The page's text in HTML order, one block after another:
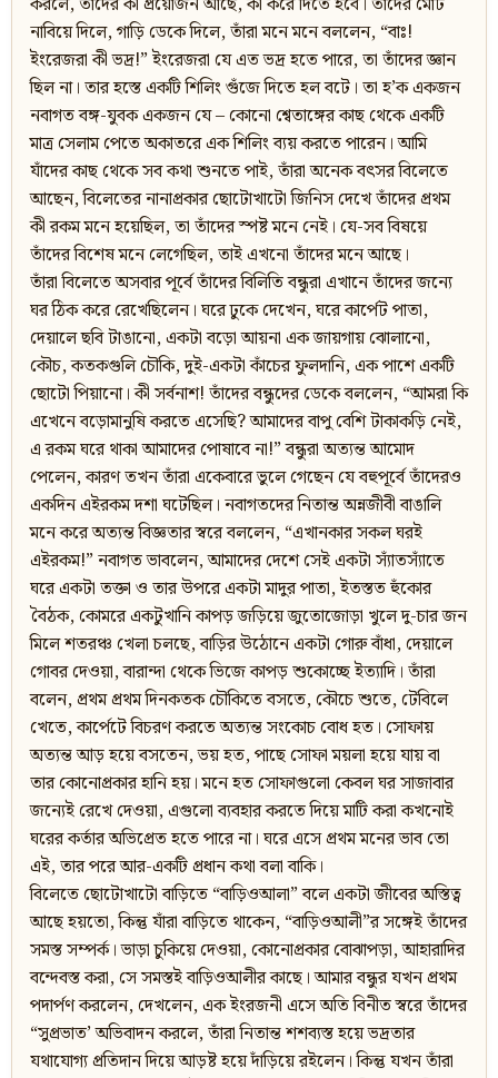
নাবিয়ে দিলে, গাড়ি ডেকে দিলে, তাঁরা মনে মনে বললেন, “বাঃ!
ইংরেজরা কী ভদ্র!” ইংরেজরা যে এত ভদ্র হতে পারে, তা তাঁদের জ্ঞান
ছিল না। তার হস্তে একটি শিলিং গুঁজে দিতে হল বটে। তা হ’ক একজন
নবাগত বঙ্গ-যুবক একজন যে – কোনো শ্বেতাঙ্গের কাছ থেকে একটি
মাত্র সেলাম পেতে অকাতরে এক শিলিং ব্যয় করতে পারেন। আমি
যাঁদের কাছ থেকে সব কথা শুনতে পাই, তাঁরা অনেক বৎসর বিলেতে
আছেন, বিলেতের নানাপ্রকার ছোটোখাটো জিনিস দেখে তাঁদের প্রথম
কী রকম মনে হয়েছিল, তা তাঁদের স্পষ্ট মনে নেই। যে-সব বিষয়ে
তাঁদের বিশেষ মনে লেগেছিল, তাই এখনো তাঁদের মনে আছে।
তাঁরা বিলেতে অসবার পূর্বে তাঁদের বিলিতি বন্ধুরা এখানে তাঁদের জন্যে
ঘর ঠিক করে রেখেছিলেন। ঘরে ঢুকে দেখেন, ঘরে কার্পেট পাতা,
দেয়ালে ছবি টাঙানো, একটা বড়ো আয়না এক জায়গায় ঝোলানো,
কৌচ, কতকগুলি চৌকি, দুই-একটা কাঁচের ফুলদানি, এক পাশে একটি
ছোটো পিয়ানো। কী সর্বনাশ! তাঁদের বন্ধুদের ডেকে বললেন, “আমরা কি
এখেনে বড়োমানুষি করতে এসেছি? আমাদের বাপু বেশি টাকাকড়ি নেই,
এ রকম ঘরে থাকা আমাদের পোষাবে না!” বন্ধুরা অত্যন্ত আমোদ
পেলেন, কারণ তখন তাঁরা একেবারে ভুলে গেছেন যে বহুপূর্বে তাঁদেরও
একদিন এইরকম দশা ঘটেছিল। নবাগতদের নিতান্ত অন্নজীবী বাঙালি
মনে করে অত্যন্ত বিজ্ঞতার স্বরে বললেন, “এখানকার সকল ঘরই
এইরকম!” নবাগত ভাবলেন, আমাদের দেশে সেই একটা স্যাঁতস্যাঁতে
ঘরে একটা তক্তা ও তার উপরে একটা মাদুর পাতা, ইতস্তত হুঁকোর
বৈঠক, কোমরে একটুখানি কাপড় জড়িয়ে জুতোজোড়া খুলে দু-চার জন
মিলে শতরঞ্চ খেলা চলছে, বাড়ির উঠোনে একটা গোরু বাঁধা, দেয়ালে
গোবর দেওয়া, বারান্দা থেকে ভিজে কাপড় শুকোচ্ছে ইত্যাদি। তাঁরা
বলেন, প্রথম প্রথম দিনকতক চৌকিতে বসতে, কৌচে শুতে, টেবিলে
খেতে, কার্পেটে বিচরণ করতে অত্যন্ত সংকোচ বোধ হত। সোফায়
অত্যন্ত আড় হয়ে বসতেন, ভয় হত, পাছে সোফা ময়লা হয়ে যায় বা
তার কোনোপ্রকার হানি হয়। মনে হত সোফাগুলো কেবল ঘর সাজাবার
জন্যেই রেখে দেওয়া, এগুলো ব্যবহার করতে দিয়ে মাটি করা কখনোই
ঘরের কর্তার অভিপ্রেত হতে পারে না। ঘরে এসে প্রথম মনের ভাব তো
এই, তার পরে আর-একটি প্রধান কথা বলা বাকি।
বিলেতে ছোটোখাটো বাড়িতে “বাড়িওআলা” বলে একটা জীবের অস্তিত্ব
আছে হয়তো, কিন্তু যাঁরা বাড়িতে থাকেন, “বাড়িওআলী”র সঙ্গেই তাঁদের
সমস্ত সম্পর্ক। ভাড়া চুকিয়ে দেওয়া, কোনোপ্রকার বোঝাপড়া, আহারাদির
বন্দেবস্ত করা, সে সমস্তই বাড়িওআলীর কাছে। আমার বন্ধুর যখন প্রথম
পদার্পণ করলেন, দেখলেন, এক ইংরজনী এসে অতি বিনীত স্বরে তাঁদের
“সুপ্রভাত’ অভিবাদন করলে, তাঁরা নিতান্ত শশব্যস্ত হয়ে ভদ্রতার
যথাযোগ্য প্রতিদান দিয়ে আড়ষ্ট হয়ে দাঁড়িয়ে রইলেন। কিন্তু যখন তাঁরা